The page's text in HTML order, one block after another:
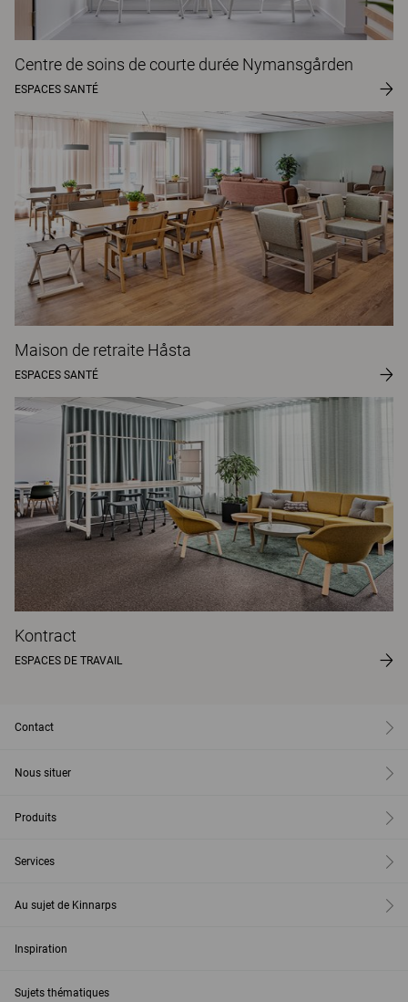
Centre de soins de courte durée Nymansgården
ESPACES SANTÉ
Maison de retraite Håsta
ESPACES SANTÉ
Kontract
ESPACES DE TRAVAIL
Contact
Nous situer
Produits
Services
Au sujet de Kinnarps
Inspiration
Sujets thématiques